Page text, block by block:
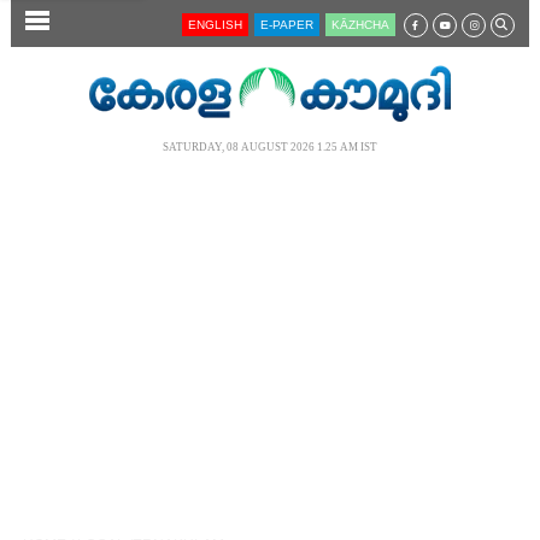
SECTIONS ENGLISH E-PAPER KĀZHCHA
SATURDAY, 08 AUGUST 2026 1.25 AM IST